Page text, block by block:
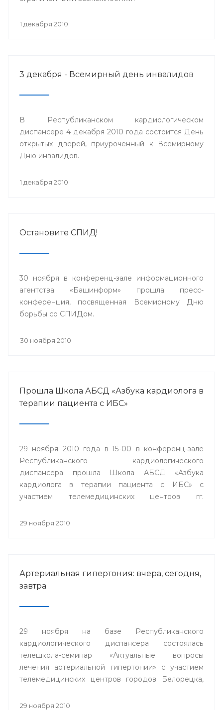
1 декабря 2010
3 декабря - Всемирный день инвалидов
В Республиканском кардиологическом
диспансере 4 декабря 2010 года состоится День
открытых дверей, приуроченный к Всемирному
Дню инвалидов.
1 декабря 2010
Остановите СПИД!
30 ноября в конференц-зале информационного
агентства «Башинформ» прошла пресс-
конференция, посвященная Всемирному Дню
борьбы со СПИДом.
30 ноября 2010
Прошла Школа АБСД «Азбука кардиолога в
терапии пациента с ИБС»
29 ноября 2010 года в 15-00 в конференц-зале
Республиканского кардиологического
диспансера прошла Школа АБСД «Азбука
кардиолога в терапии пациента с ИБС» с
участием телемедицинских центров гг.
29 ноября 2010
Артериальная гипертония: вчера, сегодня,
завтра
29 ноября на базе Республиканского
кардиологического диспансера состоялась
телешкола-семинар «Актуальные вопросы
лечения артериальной гипертонии» с участием
телемедицинских центров городов Белорецка,
республики.
29 ноября 2010